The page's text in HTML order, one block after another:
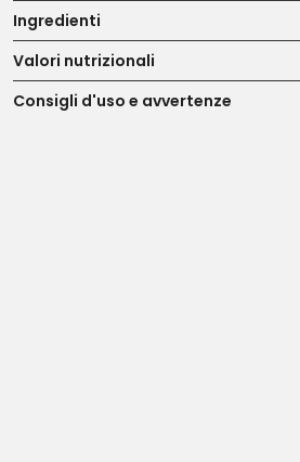
Ingredienti
Valori nutrizionali
Consigli d'uso e avvertenze